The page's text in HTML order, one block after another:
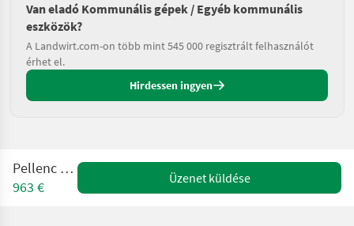
Van eladó Kommunális gépek / Egyéb kommunális
eszközök?
A Landwirt.com-on több mint 545 000 regisztrált felhasználót
érhet el.
Hirdessen ingyen
Pellenc Airion
963 €
Üzenet küldése